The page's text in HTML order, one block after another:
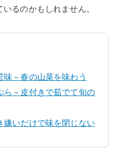
るのかもしれません。
– 春の山菜を味わう
ら – 皮付きで茹でて旬の
嫌いだけで味を閉じない